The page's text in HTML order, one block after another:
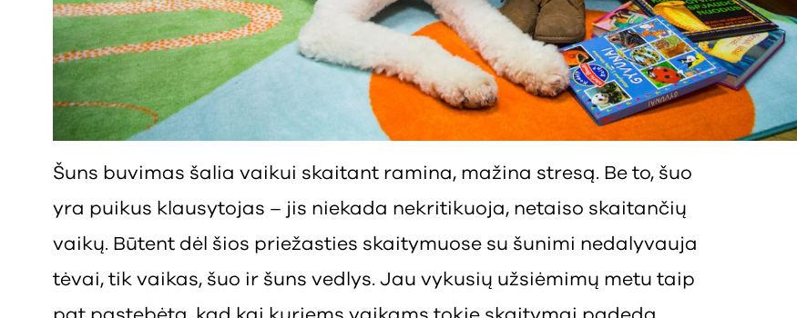
Šuns buvimas šalia vaikui skaitant ramina, mažina stresą. Be to, šuo
yra puikus klausytojas – jis niekada nekritikuoja, netaiso skaitančių
vaikų. Būtent dėl šios priežasties skaitymuose su šunimi nedalyvauja
tėvai, tik vaikas, šuo ir šuns vedlys. Jau vykusių užsiėmimų metu taip